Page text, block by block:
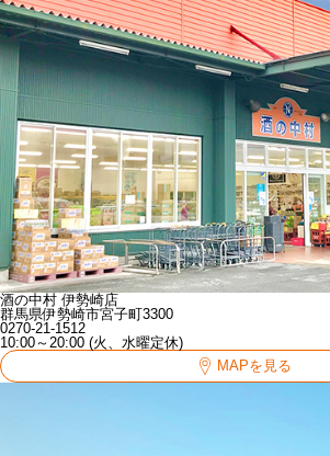
酒の中村 伊勢崎店
群馬県伊勢崎市宮子町3300
0270-21-1512
10:00～20:00 (火、水曜定休)
MAPを見る